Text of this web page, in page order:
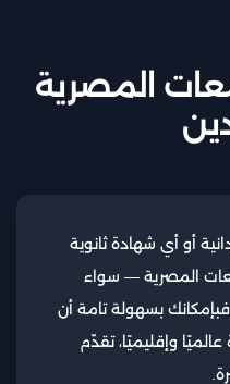
المصرية
أو أي شهادة ثانوية
المصرية — سواء
بسهولة تامة أن
وإقليميًا، تقدّم